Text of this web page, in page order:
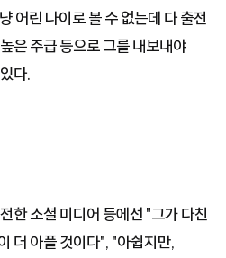
어린 나이로 볼 수 없는데 다 출전
은 주급 등으로 그를 내보내야
다.
한 소셜 미디어 등에선 "그가 다친
더 아플 것이다", "아쉽지만,